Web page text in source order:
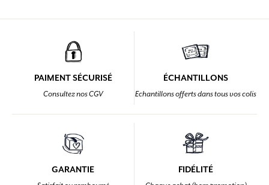
PAIMENT SÉCURISÉ
Consultez nos CGV
ÉCHANTILLONS
Echantillons offerts dans tous vos colis
GARANTIE FIDÉLITÉ